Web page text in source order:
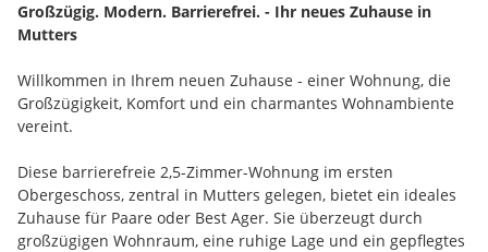
Großzügig. Modern. Barrierefrei. - Ihr neues Zuhause in
Mutters
Willkommen in Ihrem neuen Zuhause - einer Wohnung, die
Großzügigkeit, Komfort und ein charmantes Wohnambiente
vereint.
Diese barrierefreie 2,5-Zimmer-Wohnung im ersten
Obergeschoss, zentral in Mutters gelegen, bietet ein ideales
Zuhause für Paare oder Best Ager. Sie überzeugt durch
großzügigen Wohnraum, eine ruhige Lage und ein gepflegtes